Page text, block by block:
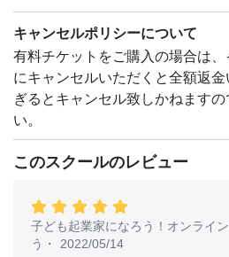
キャンセルポリシーについて
有料チケットをご購入の場合は
にキャンセルいただくと全額返
ぎるとキャンセル致しかねます
い。
このスクールのレビュー
子ども起業家になろう！オンライ
う ・ 2022/05/14